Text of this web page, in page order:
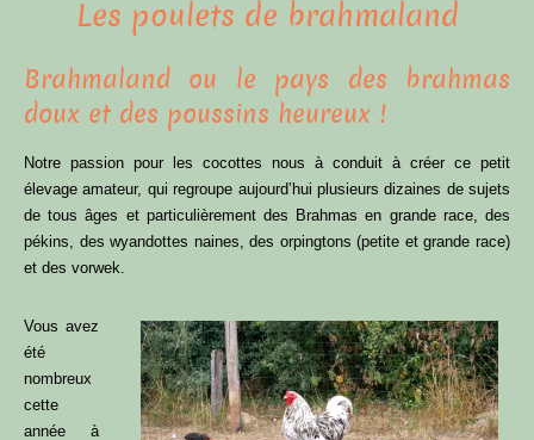
Les poulets de brahmaland
Brahmaland ou le pays des brahmas
doux et des poussins heureux !
Notre passion pour les cocottes nous à conduit à créer ce petit
élevage amateur, qui regroupe aujourd’hui plusieurs dizaines de sujets
de tous âges et particulièrement des Brahmas en grande race, des
pékins, des wyandottes naines, des orpingtons (petite et grande race)
et des vorwek.
Vous avez
été
nombreux
cette
année à